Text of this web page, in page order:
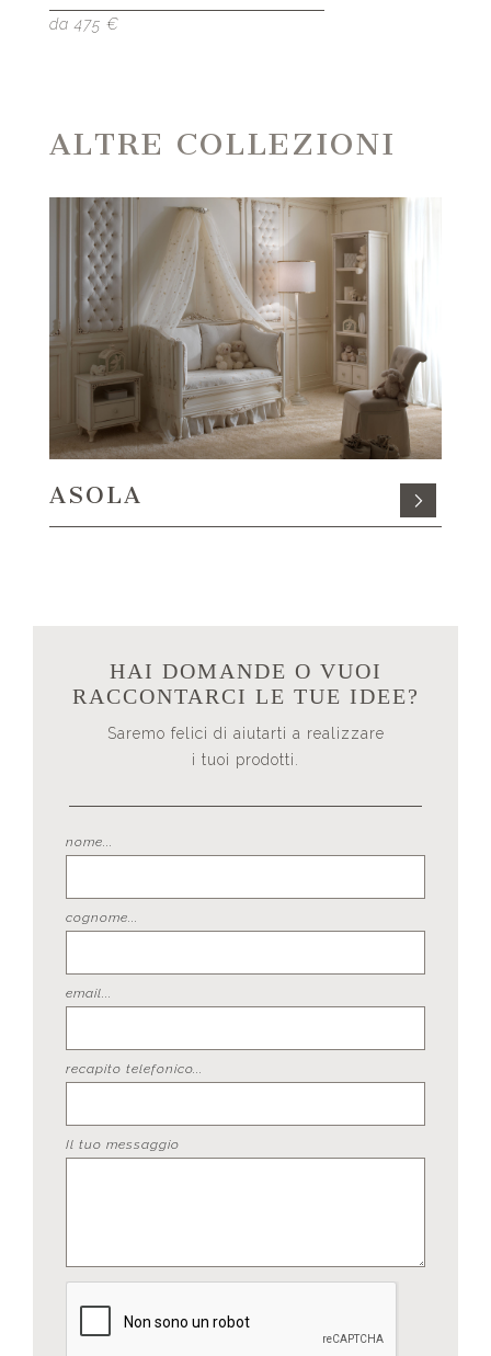
da 475 €
ALTRE COLLEZIONI
ASOLA
HAI DOMANDE O VUOI
RACCONTARCI LE TUE IDEE?
Saremo felici di aiutarti a realizzare
i tuoi prodotti.
nome...
cognome...
email...
recapito telefonico...
Il tuo messaggio